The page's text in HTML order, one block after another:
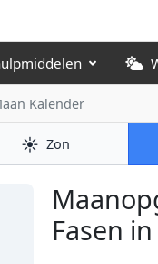
Kalender
☀️ Zon
Fasen